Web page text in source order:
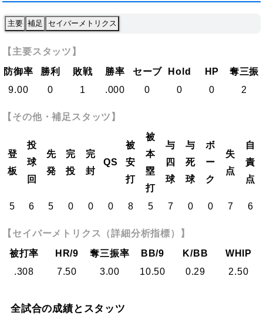
主要 補足 セイバーメトリクス
【主要スタッツ】
防御率
勝利 敗戦 勝率 セーブ Hold HP
奪三振
9.00
0 1 .000 0 0 0 2
【その他・補足スタッツ】
登
板
投
球
回
先
発
完
投
完
封
QS
被
安
打
被
本
塁
打
与
四
球
与
死
球
ボ
ー
ク
失
点
自
責
点
5 6 5 0 0 0 8 5 7 0 0 7 6
【セイバーメトリクス（詳細分析指標）】
被打率
HR/9 奪三振率 BB/9 K/BB
WHIP
.308
7.50 3.00 10.50 0.29 2.50
全試合の成績とスタッツ